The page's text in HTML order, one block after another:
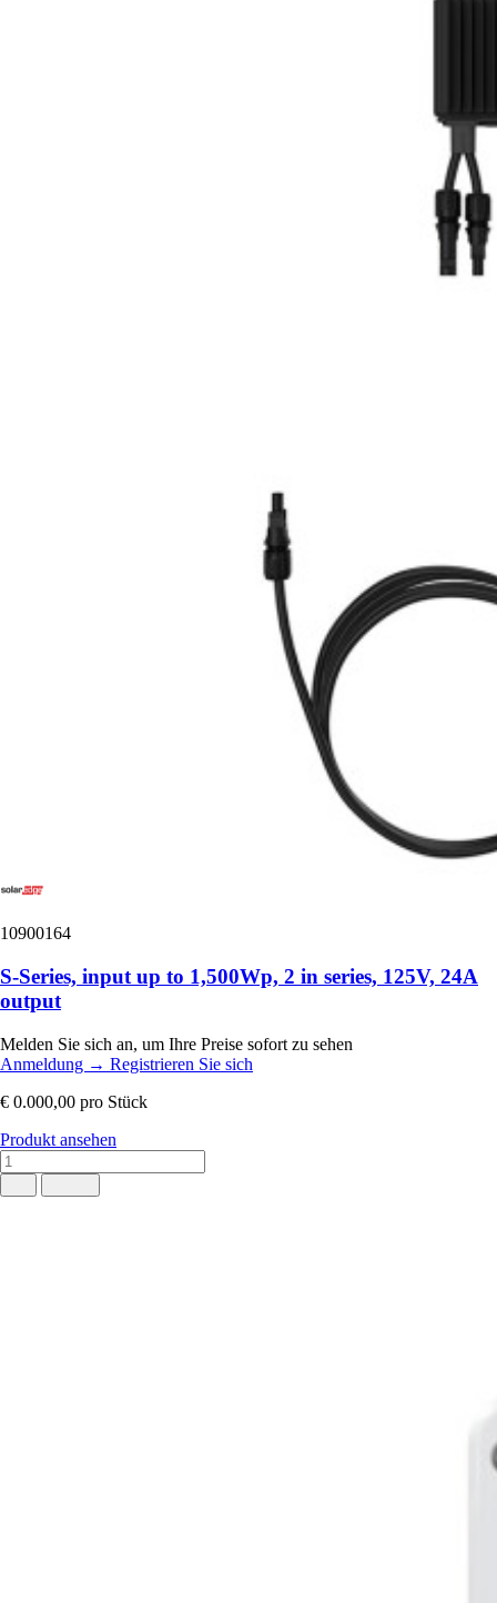
10900164
S-Series, input up to 1,500Wp, 2 in series, 125V, 24A
output
Melden Sie sich an, um Ihre Preise sofort zu sehen
Anmeldung → Registrieren Sie sich
€ 0.000,00 pro Stück
Produkt ansehen